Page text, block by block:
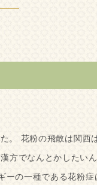
。 花粉の飛散は関西
方でなんとかしたい
の一種である花粉症